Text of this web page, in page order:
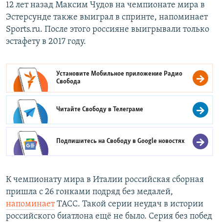
12 лет назад Максим Чудов на чемпионате мира в
Эстерсунде также выиграл в спринте, напоминает
Sports.ru. После этого россияне выигрывали только
эстафету в 2017 году.
Установите Мобильное приложение Радио
Свобода
Читайте Свободу вТелеграме
Подпишитесь на Свободу вGoogle новостях
К чемпионату мира в Италии российская сборная
пришла с 26 гонками подряд без медалей,
напоминаетТАСС. Такой серии неудач в истории
российского биатлона ещё не было. Серия без побед